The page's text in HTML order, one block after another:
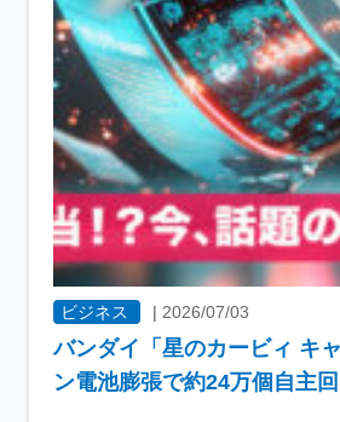
ビジネス | 2026/07/03
バンダイ「星のカービィ キ
ン電池膨張で約24万個自主